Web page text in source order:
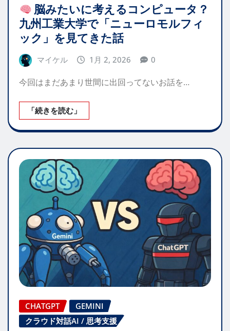
脳みたいに考えるコンピュータ？
九州工業大学で「ニューロモルフィ
ック」を見てきた話
マイケル 1月 2, 2026 0
今回はまだあまり世間に出回ってないお話を…
「続きを読む」
CHATGPT
GEMINI
クラウド対話AI / 思考支援